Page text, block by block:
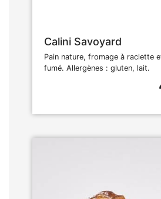
Calini Savoyard
Pain nature, fromage à raclette
fumé. Allergènes : gluten, lait.